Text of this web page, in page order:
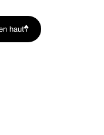
haut